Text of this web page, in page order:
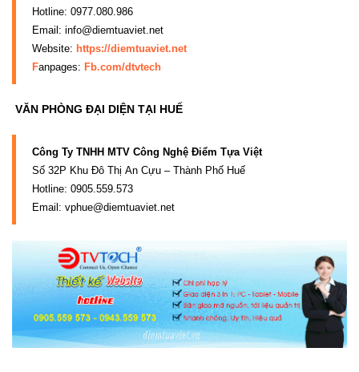
Hotline: 0977.080.986
Email: info@diemtuaviet.net
Website: https://diemtuaviet.net
Fanpages: Fb.com/dtvtech
VĂN PHÒNG ĐẠI DIỆN TẠI HUẾ
Công Ty TNHH MTV Công Nghệ Điểm Tựa Việt
Số 32P Khu Đô Thị An Cựu – Thành Phố Huế
Hotline: 0905.559.573
Email: vphue@diemtuaviet.net